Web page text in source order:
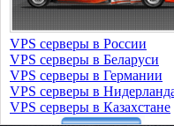
VPS серверы в России
VPS серверы в Беларуси
VPS серверы в Германии
VPS серверы в
VPS серверы в Казахстане